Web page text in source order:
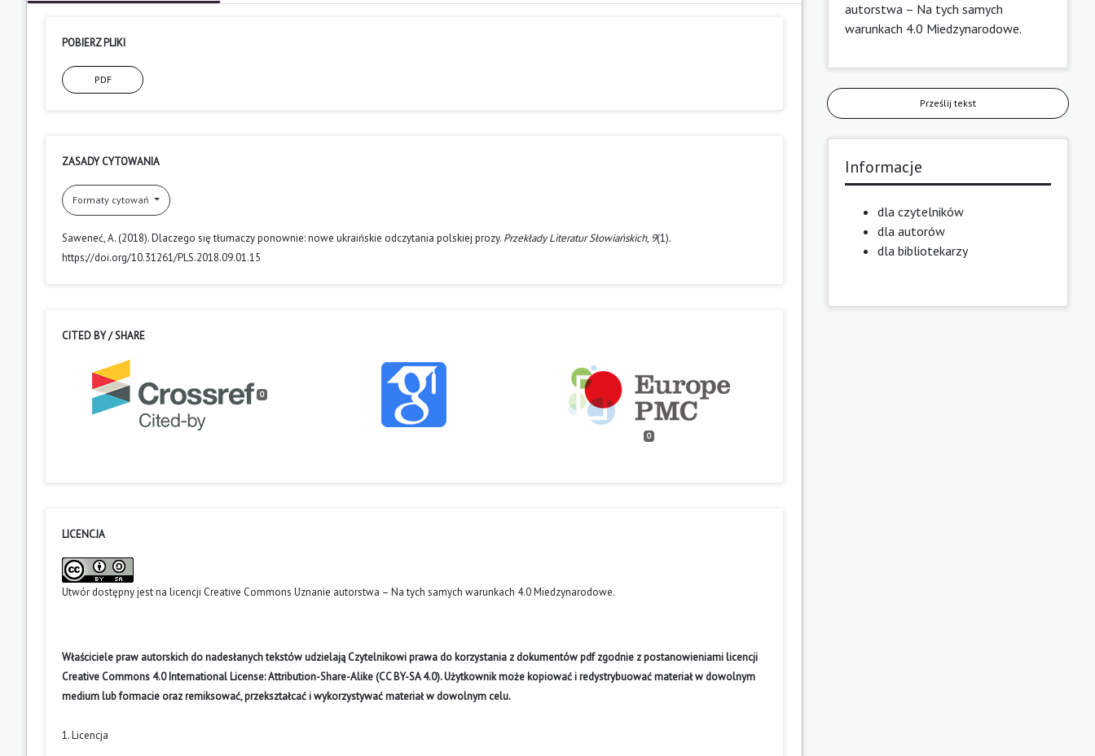
POBIERZ PLIKI
PDF
ZASADY CYTOWANIA
Formaty cytowań
Saweneć, A. (2018). Dlaczego się tłumaczy ponownie: nowe ukraińskie odczytania polskiej prozy. Przekłady Literatur Słowiańskich, 9(1).
https://doi.org/10.31261/PLS.2018.09.01.15
CITED BY / SHARE
0
0
LICENCJA
Utwór dostępny jest na licencji Creative Commons Uznanie autorstwa – Na tych samych warunkach 4.0 Miedzynarodowe.
Właściciele praw autorskich do nadesłanych tekstów udzielają Czytelnikowi prawa do korzystania z dokumentów pdf zgodnie z postanowieniami licencji
Creative Commons 4.0 International License: Attribution-Share-Alike (CC BY-SA 4.0). Użytkownik może kopiować i redystrybuować materiał w dowolnym
medium lub formacie oraz remiksować, przekształcać i wykorzystywać materiał w dowolnym celu.
1. Licencja
autorstwa – Na tych samych
warunkach 4.0 Miedzynarodowe.
Prześlij tekst
Informacje
dla czytelników
dla autorów
dla bibliotekarzy